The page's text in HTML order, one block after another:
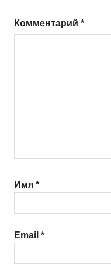
Комментарий *
Имя *
Email *